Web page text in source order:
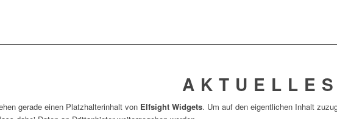
A K T U E L L E S
gerade einen Platzhalterinhalt von Elfsight Widgets. Um auf den eigentlichen Inhalt